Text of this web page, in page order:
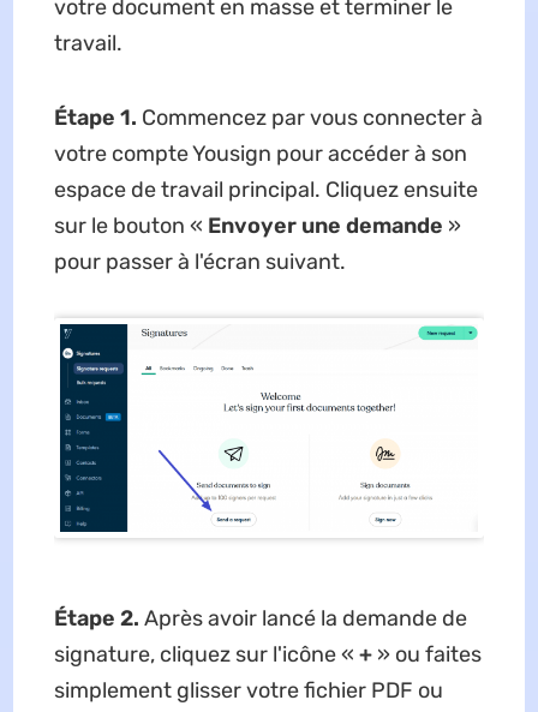
votre document en masse et terminer le
travail.
Étape 1. Commencez par vous connecter à
votre compte Yousign pour accéder à son
espace de travail principal. Cliquez ensuite
sur le bouton « Envoyer une demande »
pour passer à l'écran suivant.
Étape 2. Après avoir lancé la demande de
signature, cliquez sur l'icône « +» ou faites
simplement glisser votre fichier PDF ou